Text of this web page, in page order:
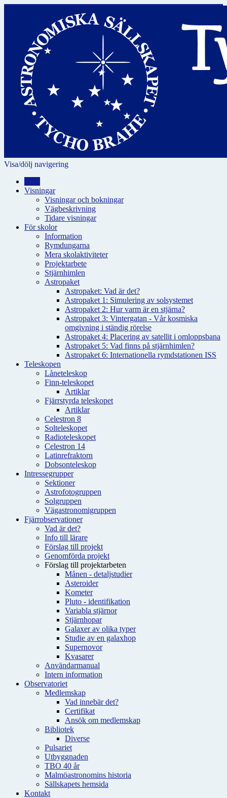
Visa/dölj navigering
Visningar
Visningar och bokningar
Vägbeskrivning
Tidare visningar
För skolor
Information
Rymdungarna
Mera skolaktiviteter
Projektarbete
Stjärnhimlen
Astropaket
Astropaket: Vad är det?
Astropaket 1: Simulering av solsystemet
Astropaket 2: Hur varm är en stjärna?
Astropaket 3: Vintergatan - Vår kosmiska
omgivning i ständig rörelse
Astropaket 4: Placering av satellit i omloppsbana
Astropaket 5: Vad finns på stjärnhimlen?
Astropaket 6: Internationella rymdstationen ISS
Teleskopen
Låneteleskop
Finn-teleskopet
Artiklar
Fjärrstyrda teleskopet
Artiklar
Celestron 8
Solteleskopet
Radioteleskopet
Celestron 14
Latinrefraktorn
Dobsonteleskop
Intressegrupper
Sektioner
Astrofotogruppen
Solgruppen
Vägastronomigruppen
Fjärrobservationer
Vad är det?
Info till lärare
Förslag till projekt
Genomförda projekt
Förslag till projektarbeten
Månen - detaljstudier
Asteroider
Kometer
Pluto - identifikation
Variabla stjärnor
Stjärnhopar
Galaxer av olika typer
Studie av en galaxhop
Supernovor
Kvasarer
Användarmanual
Intern information
Observatoriet
Medlemskap
Vad innebär det?
Certifikat
Ansök om medlemskap
Bibliotek
Diverse
Pulsariet
Utbyggnaden
TBO 40 år
Malmöastronomins historia
Sällskapets hemsida
Kontakt